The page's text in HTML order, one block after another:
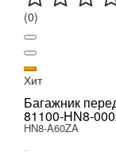
(0)
Хит
Багажник
81100-HN8-
HN8-A60ZA